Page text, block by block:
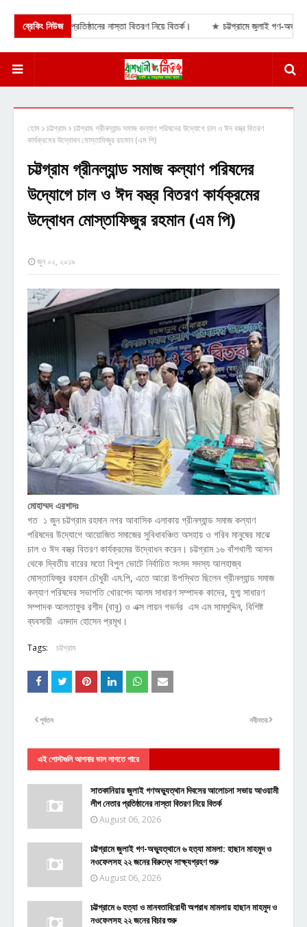
ব্রেকিং নিউজ
লীগ নেতার প্রতিষ্ঠানের নাস্তা বিতরণ নিয়ে বিতর্ক। চট্টগ্রামে জুলাই গণ-
হোম চট্টগ্রাম চট্টগ্রাম গ্রীনল্যান্ড সমাজ কল্যাণ পরিষদের উদ্যোগে চাল ও ঈদ বস্ত্র বিতরণ
কার্যক্রমের উদ্বোধন মোস্তাফিজুর রহমান (এম পি)
চট্টগ্রাম গ্রীনল্যান্ড সমাজ কল্যাণ পরিষদের
উদ্যোগে চাল ও ঈদ বস্ত্র বিতরণ কার্যক্রমের
উদ্বোধন মোস্তাফিজুর রহমান (এম পি)
জুন ০২, ২০১৯
মোহাম্মদ এরশাদঃ
গত ১ জুন চট্টগ্রাম রহমান নগর আবাসিক এলাকায় গ্রীনল্যান্ড সমাজ কল্যাণ
পরিষদের উদ্যোগে আয়োজিত সমাজের সুবিধাবঞ্চিত অসহায় ও গরিব মানুষের মাঝে
চাল ও ঈদ বস্ত্র বিতরণ কার্যক্রমের উদ্বোধন করেন। চট্টগ্রাম ১৬ বাঁশখালী আসন
থেকে দ্বিতীয় বারের মতো বিপুল ভোটে নির্বাচিত সংসদ সদস্য আলহাজ্ব
মোস্তাফিজুর রহমান চৌধুরী এম.পি, এতে আরো উপস্থিত ছিলেন গ্রীনল্যান্ড সমাজ
কল্যাণ পরিষদের সভাপতি খোরশেদ আলম সাধারণ সম্পাদক কাদের, যুগ্ম সাধারণ
সম্পাদক আলতাফুর রশীদ (বাবু) ও এক্স লায়ন গভর্নর এস এম সামসুদ্দিন, বিশিষ্ট
ব্যবসায়ী এমদাদ হোসেন প্রমূখ।
Tags: চট্টগ্রাম
নবীনতর
পূর্বতন
এই পোস্টগুলি আপনার ভাল লাগতে পারে
সাতকানিয়ায় জুলাই গণঅভ্যুত্থান দিবসের আলোচনা সভায় আওয়ামী
লীগ নেতার প্রতিষ্ঠানের নাস্তা বিতরণ নিয়ে বিতর্ক
August 06, 2026
চট্টগ্রামে জুলাই গণ-অভ্যুত্থানে ৬ হত্যা মামলা: হাছান মাহমুদ ও
নওফেলসহ ২২ জনের বিরুদ্ধে সাক্ষ্যগ্রহণ শুরু
August 06, 2026
চট্টগ্রামে ৬ হত্যা ও মানবতাবিরোধী অপরাধ মামলায় হাছান মাহমুদ ও
নওফেলসহ ২২ জনের বিচার শুরু